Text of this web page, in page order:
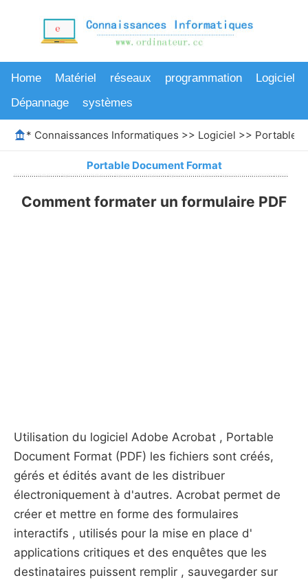
Home Matériel réseaux programmation
Logiciel
Dépannage
systèmes
* Connaissances Informatiques >> Logiciel >> Portable
Portable Document Format
Comment formater un formulaire PDF
Utilisation du logiciel Adobe Acrobat , Portable
Document Format (PDF) les fichiers sont créés,
gérés et édités avant de les distribuer
électroniquement à d'autres. Acrobat permet de
créer et mettre en forme des formulaires
interactifs , utilisés pour la mise en place d'
applications critiques et des enquêtes que les
destinataires puissent remplir , sauvegarder sur